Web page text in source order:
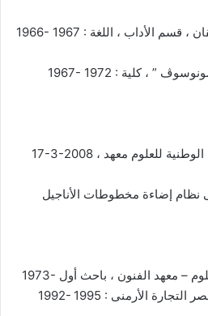
1966- 1967 : جامعة يريڤان الحكومية ، يريڤان ، قسم الأداب ، اللغة
1967- 1972 : جامعة موسكو الحكومية “لومونوسوڤ ” ، كلية
17-3-2008 ، درجة الدكتوراة من الأكاديمية الوطنية للعلوم معهد
نظام إضاءة مخطوطات الأناجيل
1992- 1995 : قصر التجارة الأرمنى ، “Armekspertiza” ، خبير